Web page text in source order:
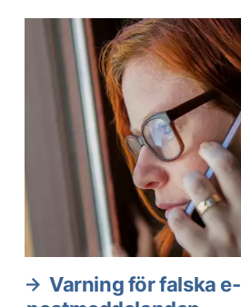
Aktuella artiklar
Varning för falska e-